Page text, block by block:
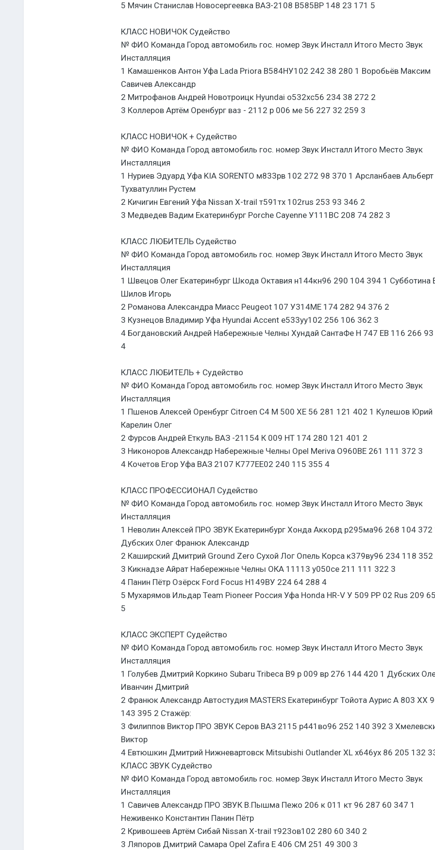
5 Мячин Станислав Новосергеевка ВАЗ-2108 В585ВР 148 23 171 5
КЛАСС НОВИЧОК Судейство
№ ФИО Команда Город автомобиль гос. номер Звук Инсталл Итого Место Звук
Инсталляция
1 Камашенков Антон Уфа Lada Priora В584НУ102 242 38 280 1 Воробьёв Максим
Савичев Александр
2 Митрофанов Андрей Новотроицк Hyundai о532хс56 234 38 272 2
3 Коллеров Артём Оренбург ваз - 2112 р 006 ме 56 227 32 259 3
КЛАСС НОВИЧОК + Судейство
№ ФИО Команда Город автомобиль гос. номер Звук Инсталл Итого Место Звук
Инсталляция
1 Нуриев Эдуард Уфа KIA SORENTO м833рв 102 272 98 370 1 Арсланбаев Альберт
Тухватуллин Рустем
2 Кичигин Евгений Уфа Nissan X-trail т591тх 102rus 253 93 346 2
3 Медведев Вадим Екатеринбург Porche Cayenne У111ВС 208 74 282 3
КЛАСС ЛЮБИТЕЛЬ Судейство
№ ФИО Команда Город автомобиль гос. номер Звук Инсталл Итого Место Звук
Инсталляция
1 Швецов Олег Екатеринбург Шкода Октавия н144кн96 290 104 394 1 Субботина
Шилов Игорь
2 Романова Александра Миасс Peugeot 107 У314МЕ 174 282 94 376 2
3 Кузнецов Владимир Уфа Hyundai Accent е533уу102 256 106 362 3
4 Богдановский Андрей Набережные Челны Хундай СантаФе Н 747 ЕВ 116 266
4
КЛАСС ЛЮБИТЕЛЬ + Судейство
№ ФИО Команда Город автомобиль гос. номер Звук Инсталл Итого Место Звук
Инсталляция
1 Пшенов Алексей Оренбург Citroen C4 M 500 XE 56 281 121 402 1 Кулешов Юрий
Карелин Олег
2 Фурсов Андрей Еткуль ВАЗ -21154 К 009 НТ 174 280 121 401 2
3 Никоноров Александр Набережные Челны Opel Meriva О960ВЕ 261 111 372 3
4 Кочетов Егор Уфа ВАЗ 2107 К777ЕЕ02 240 115 355 4
КЛАСС ПРОФЕССИОНАЛ Судейство
№ ФИО Команда Город автомобиль гос. номер Звук Инсталл Итого Место Звук
Инсталляция
1 Неволин Алексей ПРО ЗВУК Екатеринбург Хонда Аккорд р295ма96 268 104 372
Дубских Олег Франюк Александр
2 Каширский Дмитрий Ground Zero Сухой Лог Опель Корса к379ву96 234 118 352
3 Кикнадзе Айрат Набережные Челны ОКА 11113 у050се 211 111 322 3
4 Панин Пётр Озёрск Ford Focus Н149ВУ 224 64 288 4
5 Мухарямов Ильдар Team Pioneer Россия Уфа Honda HR-V У 509 РР 02 Rus 209
5
КЛАСС ЭКСПЕРТ Судейство
№ ФИО Команда Город автомобиль гос. номер Звук Инсталл Итого Место Звук
Инсталляция
1 Голубев Дмитрий Коркино Subaru Tribeca B9 р 009 вр 276 144 420 1 Дубских
Иванчин Дмитрий
2 Франюк Александр Автостудия MASTERS Екатеринбург Тойота Аурис А 803 ХХ
143 395 2 Стажёр:
3 Филиппов Виктор ПРО ЗВУК Серов ВАЗ 2115 р441во96 252 140 392 3
Виктор
4 Евтюшкин Дмитрий Нижневартовск Mitsubishi Outlander ХL х646ух 86 205 132
КЛАСС ЗВУК Судейство
№ ФИО Команда Город автомобиль гос. номер Звук Инсталл Итого Место Звук
Инсталляция
1 Савичев Александр ПРО ЗВУК В.Пышма Пежо 206 к 011 кт 96 287 60 347 1
Неживенко Константин Панин Пётр
2 Кривошеев Артём Сибай Nissan X-trail т923ов102 280 60 340 2
3 Ляпоров Дмитрий Самара Opel Zafira Е 406 СМ 251 49 300 3